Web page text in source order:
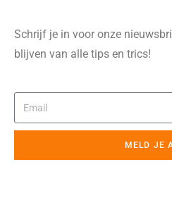
Schrijf je in voor onze
blijven van alle tips en trics!
MELD JE